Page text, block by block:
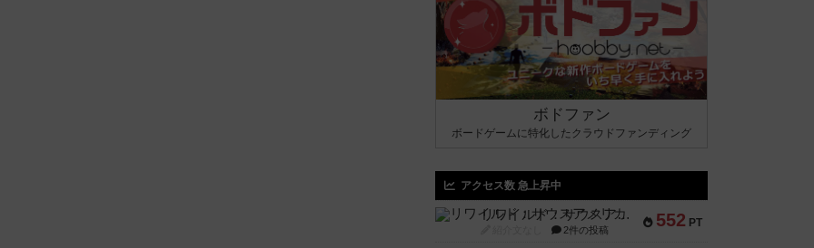
ボドファン
ボードゲームに特化したクラウドファンディング
アクセス数 急上昇中
552 PT
リワイルド：サウスアメリカ
2件の投稿